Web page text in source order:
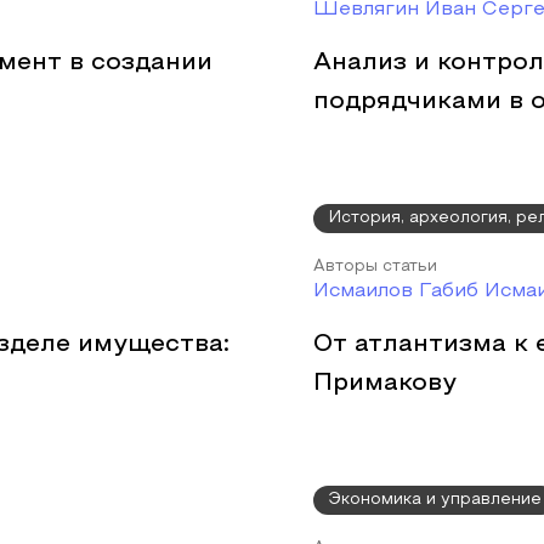
в создании
Шевлягин Иван
Анализ и
подрядчиками в
имущества:
История, археология,
Авторы статьи
Исмаилов Габиб
От атлантизма к
Примакову
Экономика и управление